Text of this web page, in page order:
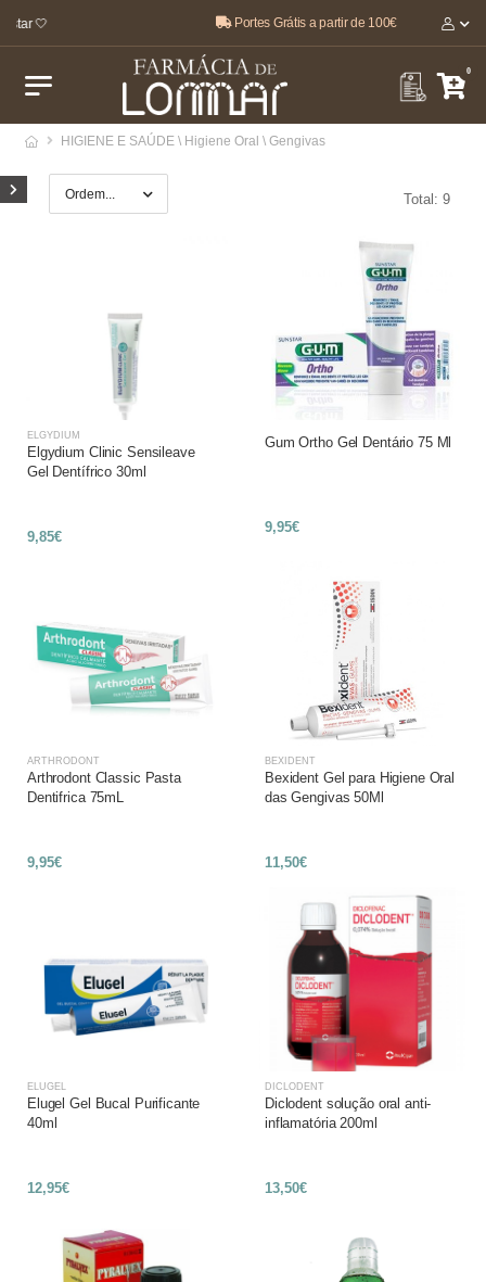
🤍 Portes Grátis a partir de 100€
0
HIGIENE E SAÚDE \ Higiene Oral \ Gengivas
Total: 9
ELGYDIUM
Elgydium Clinic Sensileave
Gel Dentífrico 30ml
9,85€
Gum Ortho Gel Dentário 75 Ml
9,95€
ARTHRODONT
Arthrodont Classic Pasta
Dentifrica 75mL
9,95€
BEXIDENT
Bexident Gel para Higiene Oral
das Gengivas 50Ml
11,50€
ELUGEL
Elugel Gel Bucal Purificante
40ml
12,95€
DICLODENT
Diclodent solução oral anti-
inflamatória 200ml
13,50€